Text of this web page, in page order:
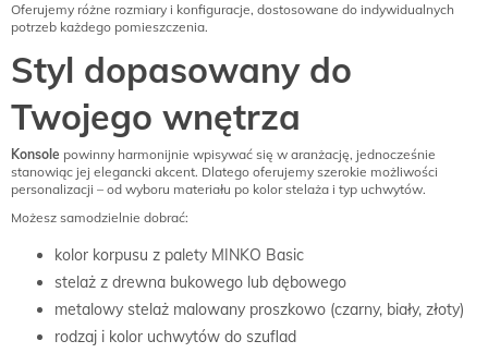
Oferujemy różne rozmiary i konfiguracje, dostosowane do indywidualnych
potrzeb każdego pomieszczenia.
Styl dopasowany do
Twojego wnętrza
Konsole powinny harmonijnie wpisywać się w aranżację, jednocześnie
stanowiąc jej elegancki akcent. Dlatego oferujemy szerokie możliwości
personalizacji – od wyboru materiału po kolor stelaża i typ uchwytów.
Możesz samodzielnie dobrać:
kolor korpusu z palety MINKO Basic
stelaż z drewna bukowego lub dębowego
metalowy stelaż malowany proszkowo (czarny, biały, złoty)
rodzaj i kolor uchwytów do szuflad